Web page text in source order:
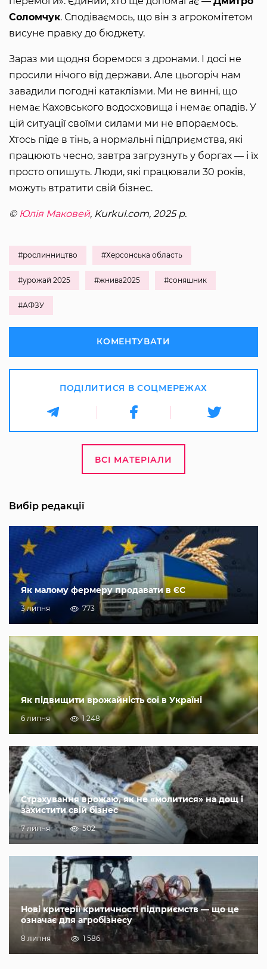
Соломчук. Сподіваємось, що він з агрокомітетом
висуне правку до бюджету.
Зараз ми щодня боремося з дронами. І досі не
просили нічого від держави. Але цьогоріч нам
завадили погодні катаклізми. Ми не винні, що
немає Каховського водосховища і немає опадів. У
цій ситуації своїми силами ми не впораємось.
Хтось піде в тінь, а нормальні підприємства, які
працюють чесно, завтра загрузнуть у боргах — і їх
просто опишуть. Люди, які працювали 30 років,
можуть втратити свій бізнес.
© Юлія Маковей, Kurkul.com, 2025 р.
#рослинництво #Херсонська область
#урожай 2025 #жнива2025 #соняшник
#АФЗУ
КОМЕНТУВАТИ
ПОДІЛИТИСЯ В СОЦМЕРЕЖАХ
ВСІ МАТЕРІАЛИ
Вибір редакції
Як малому фермеру продавати в ЄС
3 липня 773
Як підвищити врожайність сої в Україні
6 липня 1 248
Страхування врожаю, як не «молитися» на дощ і
захистити свій бізнес
7 липня 502
Нові критерії критичності підприємств — що це
означає для агробізнесу
8 липня 1 586